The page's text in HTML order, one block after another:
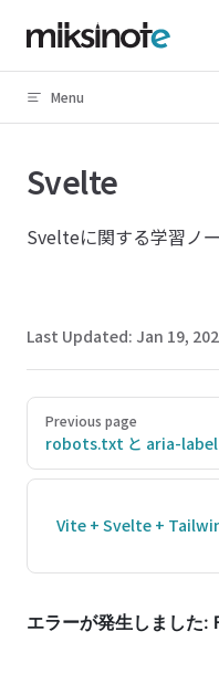
Skip to content
Menu
Svelte
Svelteに関する学習ノ
Last Updated: Jan 19,
PagerPrevious page
robots.txt と aria-label
Vite + Svelte +